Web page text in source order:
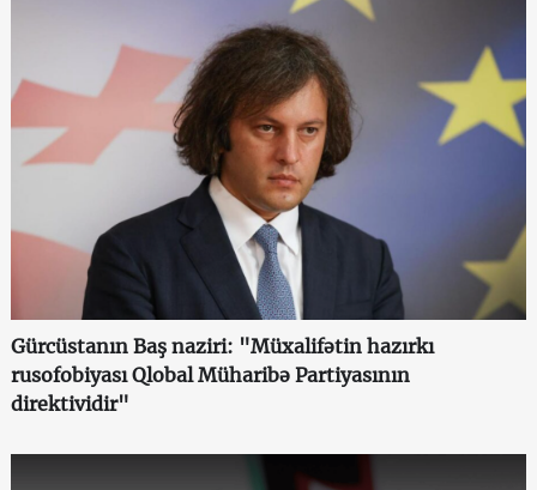
Gürcüstanın Baş naziri: "Müxalifətin hazırkı
rusofobiyası Qlobal Müharibə Partiyasının
direktividir"